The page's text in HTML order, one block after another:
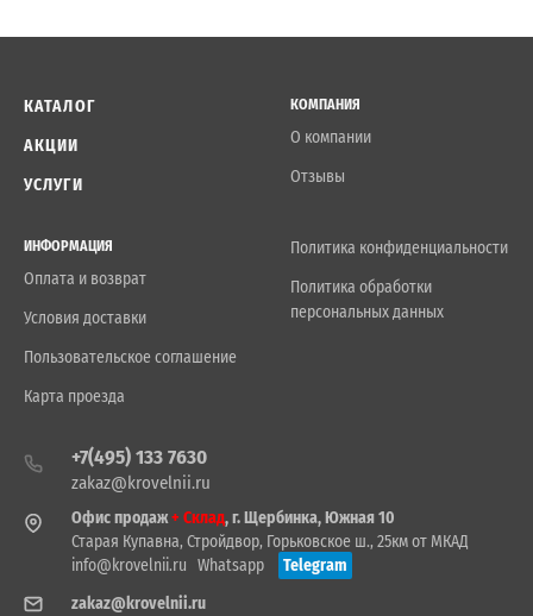
КАТАЛОГ
АКЦИИ
УСЛУГИ
КОМПАНИЯ
О компании
Отзывы
ИНФОРМАЦИЯ
Оплата и возврат
Условия доставки
Пользовательское соглашение
Карта проезда
Политика конфиденциальности
Политика обработки
персональных данных
+7(495) 133 7630
zakaz@krovelnii.ru
Офис продаж+ Склад, г. Щербинка, Южная 10
Старая Купавна, Стройдвор, Горьковское ш., 25км от МКАД
info@krovelnii.ru Whatsapp
Telegram
zakaz@krovelnii.ru